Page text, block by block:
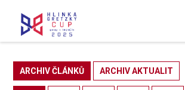
ARCHIV ČLÁNKŮ ARCHIV AKTUALIT